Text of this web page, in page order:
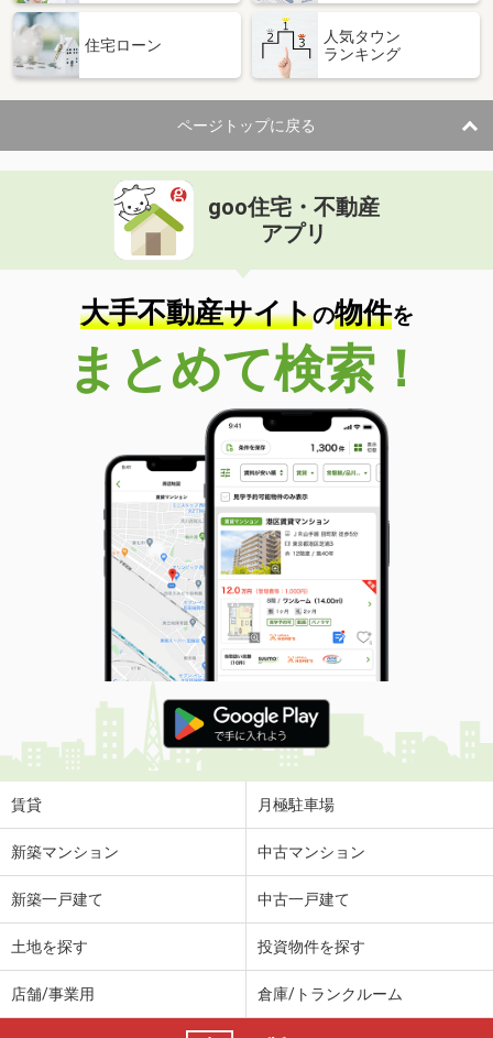
住宅ローン
人気タウン
ランキング
ページトップに戻る
goo住宅・不動産
アプリ
大手不動産サイトの物件を
まとめて検索！
賃貸 月極駐車場
新築マンション 中古マンション
新築一戸建て 中古一戸建て
土地を探す 投資物件を探す
店舗/事業用 倉庫/トランクルーム